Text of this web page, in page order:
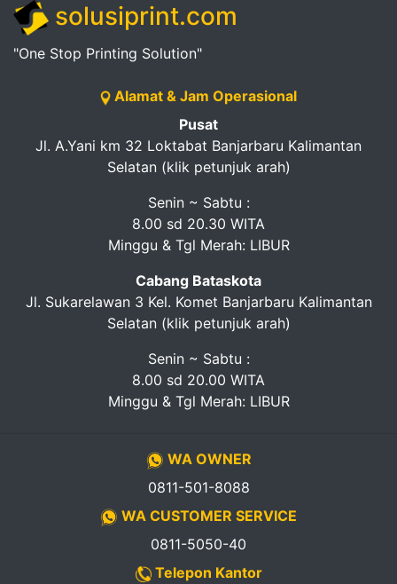
solusiprint.com
"One Stop Printing Solution"
Alamat & Jam Operasional
Pusat
Jl. A.Yani km 32 Loktabat Banjarbaru Kalimantan
Selatan (klik petunjuk arah)
Senin ~ Sabtu :
8.00 sd 20.30 WITA
Minggu & Tgl Merah: LIBUR
Cabang Bataskota
Jl. Sukarelawan 3 Kel. Komet Banjarbaru Kalimantan
Selatan (klik petunjuk arah)
Senin ~ Sabtu :
8.00 sd 20.00 WITA
Minggu & Tgl Merah: LIBUR
WA OWNER
0811-501-8088
WA CUSTOMER SERVICE
0811-5050-40
Telepon Kantor